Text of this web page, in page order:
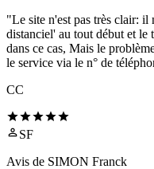
"Le site n'est pas très clair: il
distanciel' au tout début et le
dans ce cas, Mais le
le service via le n° de
CC
SF
Avis de SIMON Franck